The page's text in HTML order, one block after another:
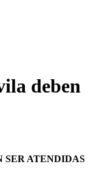
deben
SER ATENDIDAS